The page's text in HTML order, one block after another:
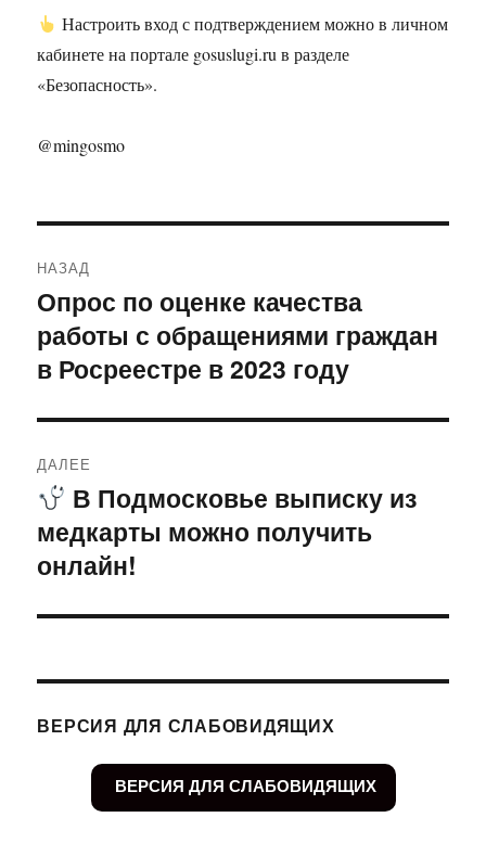
Настроить вход с подтверждением можно в личном
кабинете на портале gosuslugi.ru в разделе
«Безопасность».
@mingosmo
по
записям
НАЗАД
Предыдущая
запись:
Опрос по оценке качества
работы с обращениями граждан
в Росреестре в 2023 году
ДАЛЕЕ
Следующая
запись:
В Подмосковье выписку из
медкарты можно получить
онлайн!
ВЕРСИЯ ДЛЯ СЛАБОВИДЯЩИХ
ВЕРСИЯ ДЛЯ СЛАБОВИДЯЩИХ